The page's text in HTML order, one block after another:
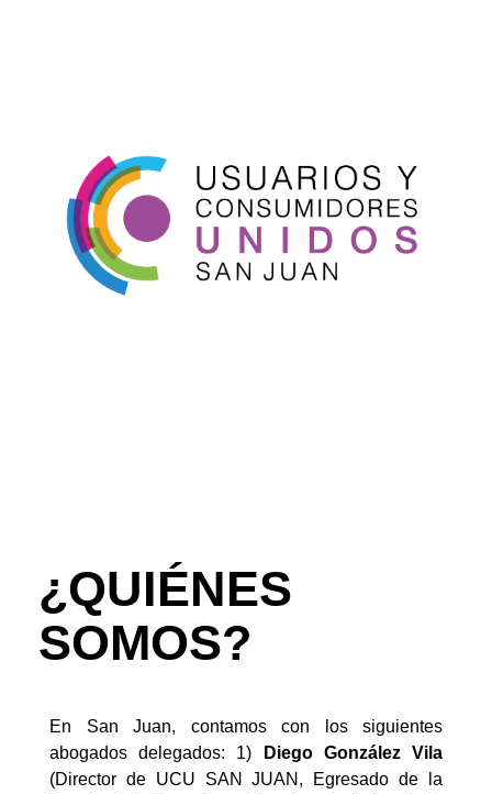
¿QUIÉNES
SOMOS?
En San Juan, contamos con los siguientes
abogados delegados: 1)
Diego González Vila
(Director de UCU SAN JUAN, Egresado de la